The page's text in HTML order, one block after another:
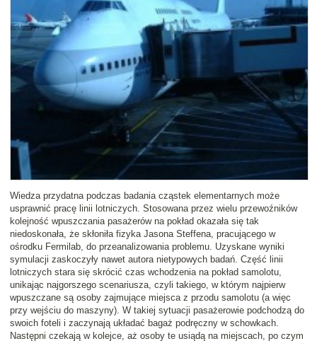
Wiedza przydatna podczas badania cząstek elementarnych może
usprawnić pracę linii lotniczych. Stosowana przez wielu przewoźników
kolejność wpuszczania pasażerów na pokład okazała się tak
niedoskonała , że skłoniła fizyka Jasona Steffena, pracującego w
ośrodku Fermilab, do przeanalizowania problemu. Uzyskane wyniki
symulacji zaskoczyły nawet autora nietypowych badań. Część linii
lotniczych stara się skrócić czas wchodzenia na pokład samolotu,
unikając najgorszego scenariusza , czyli takiego, w którym najpierw
wpuszczane są osoby zajmujące miejsca z przodu samolotu (a więc
przy wejściu do maszyny). W takiej sytuacji pasażerowie podchodzą do
swoich foteli i zaczynają układać bagaż podręczny w schowkach.
Następni czekają w kolejce, aż osoby te usiądą na miejscach, po czym